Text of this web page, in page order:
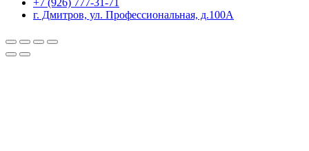
+7 (926) 777-31-71
г. Дмитров, ул. Профессиональная, д.100А